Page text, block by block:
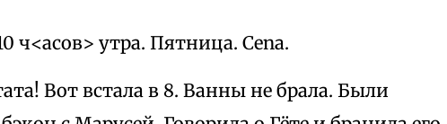
ч<асов> утра. Пятница. Cena.
Вот встала в 8. Ванны не брала. Были